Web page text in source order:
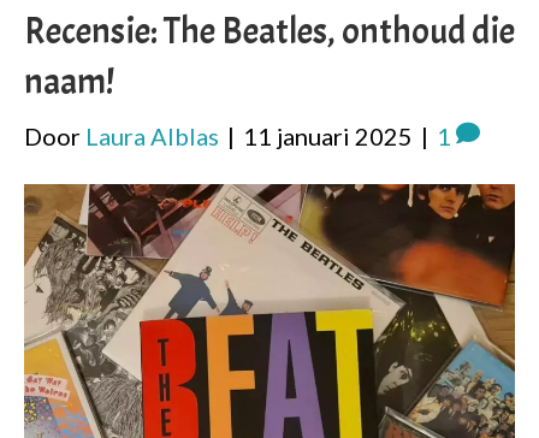
Recensie: The Beatles, onthoud die
naam!
Door Laura Alblas | 11 januari 2025 | 1